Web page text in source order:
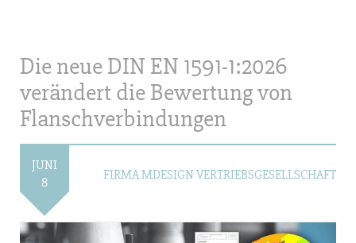
Die neue DIN EN 1591-1:2026
verändert die Bewertung von
Flanschverbindungen
JUNI
8
FIRMA MDESIGN VERTRIEBSGESELLSCHAFT